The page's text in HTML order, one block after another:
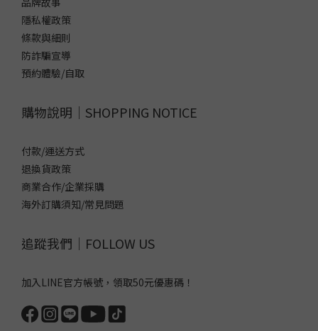
隱私權政策
條款與細則
防詐騙宣導
預約體驗/自取
購物說明｜SHOPPING NOTICE
付款/運送方式
退換貨政策
商業合作/企業採購
海外訂購須知/常見問題
追蹤我們｜FOLLOW US
加入LINE官方帳號，領取50元優惠碼！